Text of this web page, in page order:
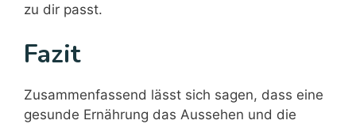
zu dir passt.
Fazit
Zusammenfassend lässt sich sagen, dass eine
gesunde Ernährung das Aussehen und die